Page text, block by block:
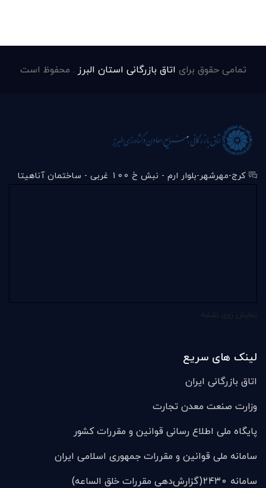
تمامی حقوق برای اتاق بازرگانی استان البرز . محفوظ است
کرج-مهرشهر-بلوار ارم - نبش خ 100 غربی - ساختمان آناهیتا
لینک های سریع
اتاق بازرگانی ایران
وزارت صنعت معدن تجارت
پایگاه ملی اطلاع رسانی قوانین و مقررات کشور
سامانه ملی قوانين و مقررات جمهوری اسلامی ایران
سامانه ۲۴۳۰(گزارش‌دهی مقررات خلق الساعه)